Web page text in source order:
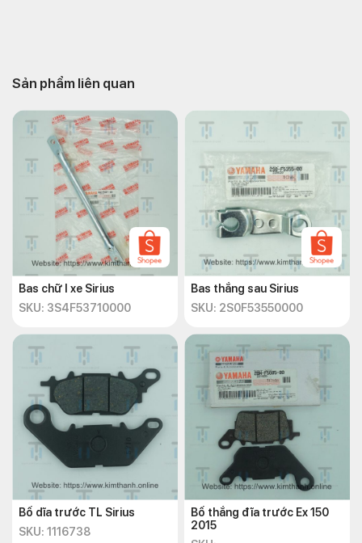
Sản phẩm liên quan
Bas chữ I xe Sirius
SKU: 3S4F53710000
Bas thắng sau Sirius
SKU: 2S0F53550000
Bố dĩa trước TL Sirius
SKU: 1116738
Bố thắng đĩa trước Ex 150
2015